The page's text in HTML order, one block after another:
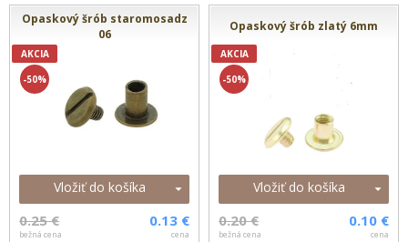
Opaskový šrób staromosadz
06
AKCIA
-50%
Vložiť do košíka
0.25 €
bežná cena
0.13 €
cena
Opaskový šrób zlatý 6mm
AKCIA
-50%
Vložiť do košíka
0.20 €
bežná cena
0.10 €
cena